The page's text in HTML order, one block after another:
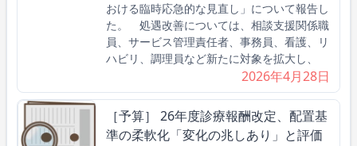
おける臨時応急的な見直し」について報告し
た。 処遇改善については、相談支援関係職
員、サービス管理責任者、事務員、看護、リ
ハビリ、調理員など新たに対象を拡大し、
2026年4月28日
［予算］ 26年度診療報酬改定、配置基
準の柔軟化「変化の兆しあり」と評価